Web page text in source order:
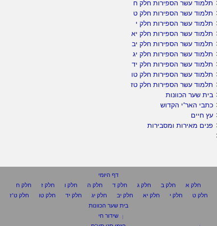
תלמוד עשר הספירות חלק ח
תלמוד עשר הספירות חלק ט
תלמוד עשר הספירות חלק י
תלמוד עשר הספירות חלק יא
תלמוד עשר הספירות חלק יב
תלמוד עשר הספירות חלק יג
תלמוד עשר הספירות חלק יד
תלמוד עשר הספירות חלק טו
תלמוד עשר הספירות חלק טז
בית שער הכוונות
כתבי האר"י הקדוש
עץ חיים
פנים מאירות ומסבירות
דף היומי
חלק א
חלק ב חלק ג חלק ד חלק ה חלק ו חלק ז
חלק ח
חלק ט
חלק י חלק יא חלק יב חלק יג חלק יד חלק טו
חלק ט"ז
בית שער הכוונות
שידור חי